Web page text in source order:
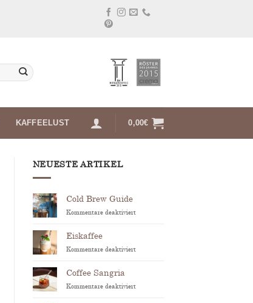
KAFFEELUST 0,00€
NEUESTE ARTIKEL
Cold Brew Guide
Kommentare deaktiviertfür
Eiskaffee
Kommentare deaktiviertfür
Coffee Sangria
Kommentare deaktiviertfür